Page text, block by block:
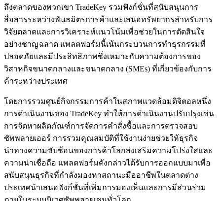
ถึงตลาดของพวกเขา TradeKey รวมฟังก์ชั่นที่สนับสนุนการ
สื่อสารระหว่างพันธมิตรการค้าและเสนอทรัพยากรสำหรับการ
วิจัยตลาดและการวิเคราะห์แนวโน้มเพื่อช่วยในการตัดสินใจ
อย่างชาญฉลาด แพลตฟอร์มนี้เน้นกระบวนการทำธุรกรรมที่
ปลอดภัยและมีประสิทธิภาพซึ่งเหมาะกับความต้องการของ
วิสาหกิจขนาดกลางและขนาดกลาง (SMEs) ที่เกี่ยวข้องกับการ
ค้าระหว่างประเทศ
โดยการรวมศูนย์กิจกรรมการค้าในสภาพแวดล้อมดิจิตอลหนึ่ง
การดำเนินงานของ TradeKey ทำให้การดำเนินงานปรับปรุงเช่น
การจัดหาผลิตภัณฑ์การจัดการคำสั่งซื้อและการตรวจสอบ
ซัพพลายเออร์ การรวมคุณสมบัติที่ใช้งานง่ายช่วยให้ธุรกิจ
นำทางความซับซ้อนของการค้าโลกส่งเสริมความโปร่งใสและ
ความน่าเชื่อถือ แพลตฟอร์มดังกล่าวได้รับการออกแบบมาเพื่อ
สนับสนุนธุรกิจที่กำลังมองหาสถานะมืออาชีพในตลาดต่าง
ประเทศนำเสนอฟังก์ชั่นที่เพิ่มการมองเห็นและการมีส่วนร่วม